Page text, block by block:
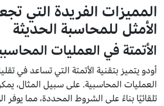
المميزات الفريدة التي
الأمثل للمحاسبة الحديثة
الأتمتة في العمليات
أودو يتميز بتقنية الأتمتة التي تساعد في
العمليات المحاسبية. على سبيل المثال، يمكن
تلقائيًا بناءً على الشروط المحددة، مما يوفر